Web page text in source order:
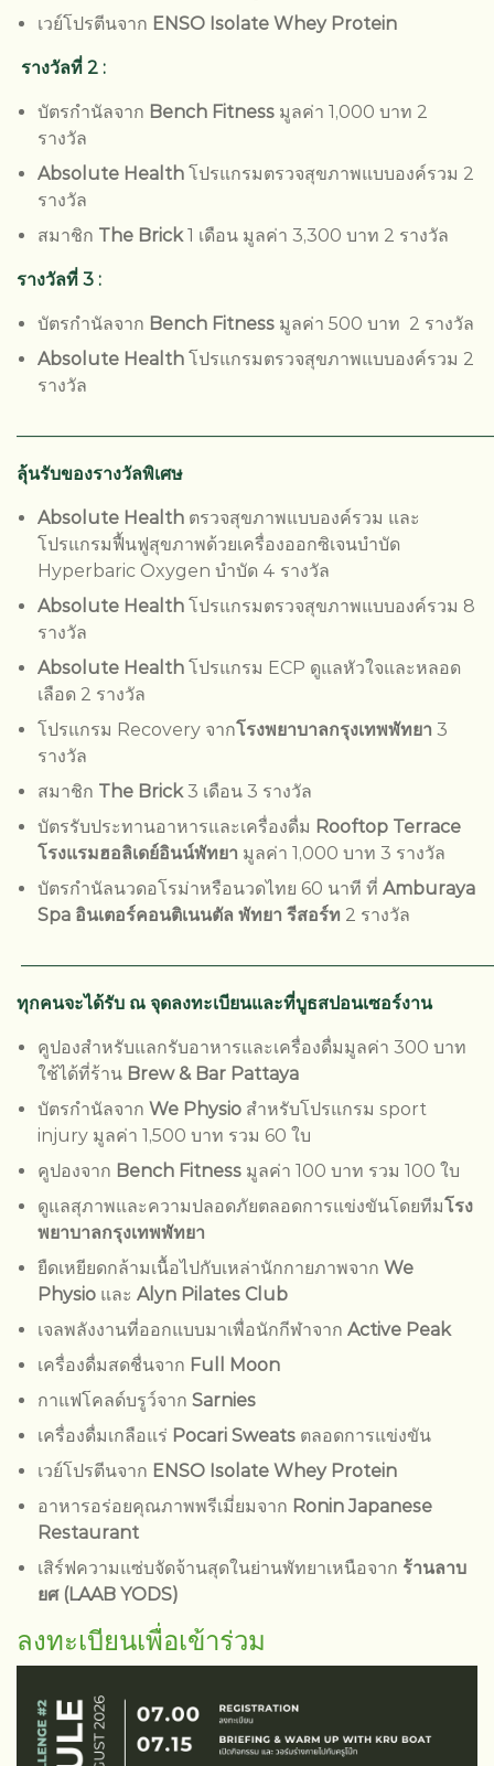
เวย์โปรตีนจาก ENSO Isolate Whey Protein
รางวัลที่ 2 :
บัตรกำนัลจาก Bench Fitness มูลค่า 1,000 บาท 2
รางวัล
Absolute Healthโปรแกรมตรวจสุขภาพแบบองค์รวม 2
รางวัล
สมาชิก The Brick 1 เดือน มูลค่า 3,300 บาท 2 รางวัล
รางวัลที่ 3 :
บัตรกำนัลจาก Bench Fitness มูลค่า 500 บาท 2 รางวัล
Absolute Healthโปรแกรมตรวจสุขภาพแบบองค์รวม 2
รางวัล
ลุ้นรับของรางวัลพิเศษ
Absolute Health ตรวจสุขภาพแบบองค์รวม และ
โปรแกรมฟื้นฟูสุขภาพด้วยเครื่องออกซิเจนบำบัด
Hyperbaric Oxygen บำบัด 4 รางวัล
Absolute Healthโปรแกรมตรวจสุขภาพแบบองค์รวม 8
รางวัล
Absolute Health โปรแกรม ECP ดูแลหัวใจและหลอด
เลือด 2 รางวัล
โปรแกรม Recovery จากโรงพยาบาลกรุงเทพพัทยา 3
รางวัล
สมาชิก The Brick3 เดือน 3 รางวัล
บัตรรับประทานอาหารและเครื่องดื่ม Rooftop Terrace
โรงแรมฮอลิเดย์อินน์พัทยา มูลค่า 1,000 บาท 3 รางวัล
บัตรกำนัลนวดอโรม่าหรือนวดไทย 60 นาที ที่Amburaya
Spa อินเตอร์คอนติเนนตัล พัทยา รีสอร์ท 2 รางวัล
ทุกคนจะได้รับ ณ จุดลงทะเบียนและที่บูธสปอนเซอร์งาน
คูปองสำหรับแลกรับอาหารและเครื่องดื่มมูลค่า 300 บาท
ใช้ได้ที่ร้าน Brew & Bar Pattaya
บัตรกำนัลจากWe Physio สำหรับโปรแกรม sport
injury มูลค่า 1,500 บาท รวม 60 ใบ
คูปองจาก Bench Fitness มูลค่า 100 บาท รวม 100 ใบ
ดูแลสุภาพและความปลอดภัยตลอดการแข่งขันโดยทีมโรง
พยาบาลกรุงเทพพัทยา
ยืดเหยียดกล้ามเนื้อไปกับเหล่านักกายภาพจากWe
Physio และAlyn Pilates Club
เจลพลังงานที่ออกแบบมาเพื่อนักกีฬาจากActive Peak
เครื่องดื่มสดชื่นจาก Full Moon
กาแฟโคลด์บรูว์จาก Sarnies
เครื่องดื่มเกลือแร่ Pocari Sweats ตลอดการแข่งขัน
เวย์โปรตีนจาก ENSO Isolate Whey Protein
อาหารอร่อยคุณภาพพรีเมี่ยมจาก Ronin Japanese
Restaurant
เสิร์ฟความแซ่บจัดจ้านสุดในย่านพัทยาเหนือจาก ร้านลาบ
ยศ (LAAB YODS)
ลงทะเบียนเพื่อเข้าร่วม